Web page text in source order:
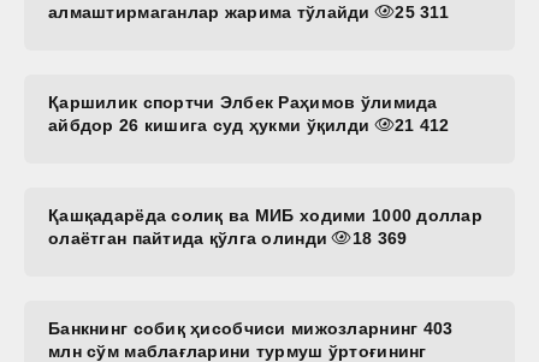
алмаштирмаганлар жарима тўлайди
25 311
Қаршилик спортчи Элбек Раҳимов ўлимида
айбдор 26 кишига суд ҳукми ўқилди
21 412
Қашқадарёда солиқ ва МИБ ходими 1000 доллар
олаётган пайтида қўлга олинди
18 369
Банкнинг собиқ ҳисобчиси мижозларнинг 403
млн сўм маблағларини турмуш ўртоғининг